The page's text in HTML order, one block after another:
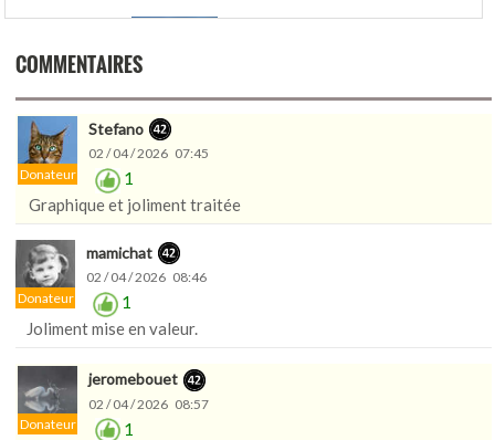
COMMENTAIRES
Donateur
Stefano
02 / 04 / 2026 07:45
1
Graphique et joliment traitée
Donateur
mamichat
02 / 04 / 2026 08:46
1
Joliment mise en valeur.
Donateur
jeromebouet
02 / 04 / 2026 08:57
1